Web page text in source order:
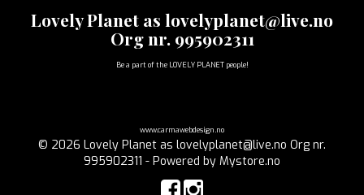
Lovely Planet as lovelyplanet@live.no
Org nr. 995902311
Be a part of the LOVELY PLANET people!
www.carmawebdesign.no
© 2026 Lovely Planet as lovelyplanet@live.no Org nr.
995902311 - Powered by Mystore.no